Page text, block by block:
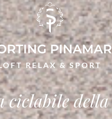
RELAX & SPORT
ciclabile